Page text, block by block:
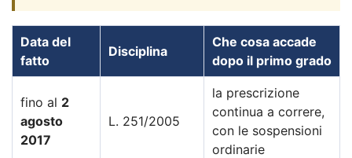
Data del
fatto
Disciplina
Che cosa accade
dopo il primo grado
fino al 2
agosto
2017
L. 251/2005
la prescrizione
continua a correre,
con le sospensioni
ordinarie